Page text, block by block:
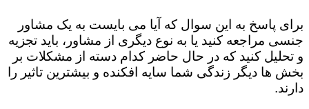
برای پاسخ به این سوال که آیا می بایست به یک مشاور
جنسی مراجعه کنید یا به نوع دیگری از مشاور، باید تجزیه
و تحلیل کنید که در حال حاضر کدام دسته از مشکلات بر
بخش ها دیگر زندگی شما سایه افکنده و بیشترین تاثیر را
دارند.